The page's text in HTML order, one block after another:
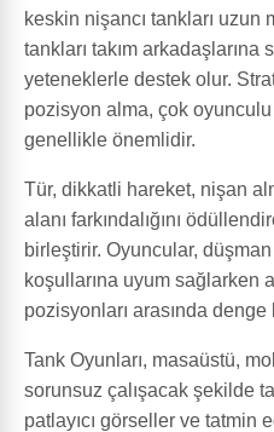
keskin nişancı tankları uzun
tankları takım arkadaşlarına
yeteneklerle destek olur.
pozisyon alma, çok
genellikle önemlidir.
Tür, dikkatli hareket, nişan
alanı farkındalığını
birleştirir. Oyuncular,
koşullarına uyum sağlarken
pozisyonları arasında denge
Tank Oyunları, masaüstü,
sorunsuz çalışacak şekilde
patlayıcı görseller ve tatmin